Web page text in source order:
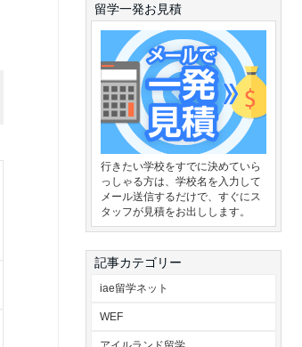
留学一発お見積
行きたい学校をすでに決めていら
っしゃる方は、学校名を入力して
メール送信するだけで、すぐにス
タッフが見積をお出しします。
記事カテゴリー
iae留学ネット
WEF